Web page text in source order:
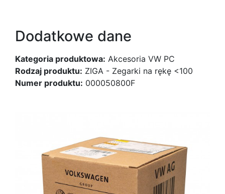
Dodatkowe dane
Kategoria produktowa: Akcesoria VW PC
Rodzaj produktu: ZIGA - Zegarki na rękę <100
Numer produktu: 000050800F